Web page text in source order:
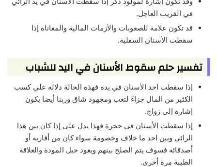
في القريب العاجل.
قد تكون علامة للصعوبات والأزمات المالية والمعاناة إذا
سقطت الأسنان السفلية.
تفسير حلم سقوط الأسنان في اليد للشباب
إذا سقطت احد الأسنان في يده فهذه الحالة دلاله علي كسب
الكثير من المال جزاءً لتعب ومجهود شاق وربنا أيضا يكون
إشارة إلى زواج.
إذا سقطت الأسنان في حجرة فهذا يدل على إذا كان بين هذا
الرائي وبين احد ما خلاف وخصومة سواء كان من أقاربه أو
أصدقائه فسوف يتم الصلح بينهم ويعود حبل المودة والعلاقة
الطيبة مرة أخرى.